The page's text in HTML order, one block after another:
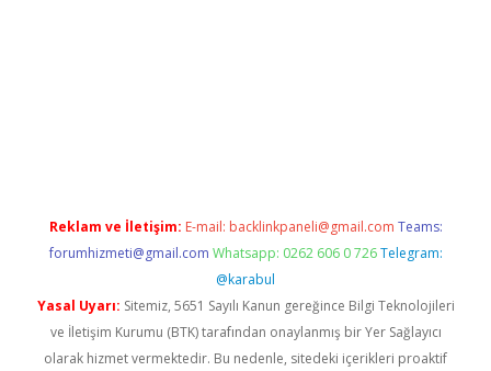
Reklam ve İletişim: E-mail: backlinkpaneli@gmail.com Teams:
forumhizmeti@gmail.com Whatsapp: 0262 606 0 726 Telegram:
@karabul
Yasal Uyarı: Sitemiz, 5651 Sayılı Kanun gereğince Bilgi Teknolojileri
ve İletişim Kurumu (BTK) tarafından onaylanmış bir Yer Sağlayıcı
olarak hizmet vermektedir. Bu nedenle, sitedeki içerikleri proaktif